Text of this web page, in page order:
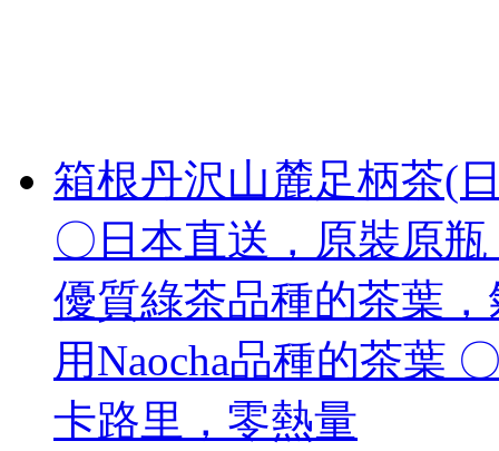
箱根丹沢山麓足柄茶(
〇日本直送，原裝原
優質綠茶品種的茶葉
用Naocha品種的茶葉
卡路里，零熱量